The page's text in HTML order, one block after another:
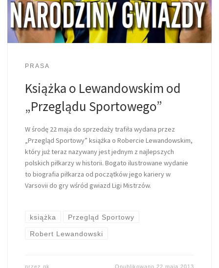
PRASA
Książka o Lewandowskim od
„Przeglądu Sportowego”
W środę 22 maja do sprzedaży trafiła wydana przez
„Przegląd Sportowy” książka o Robercie Lewandowskim,
który już teraz nazywany jest jednym z najlepszych
polskich piłkarzy w historii. Bogato ilustrowane wydanie
to biografia piłkarza od początków jego kariery w
Varsovii do gry wśród gwiazd Ligi Mistrzów.
książka Przegląd Sportowy
Robert Lewandowski
przez gk Opublikowano 22 maja 2013